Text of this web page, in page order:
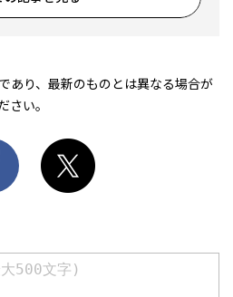
あり、最新のものとは異なる場合が
さい。